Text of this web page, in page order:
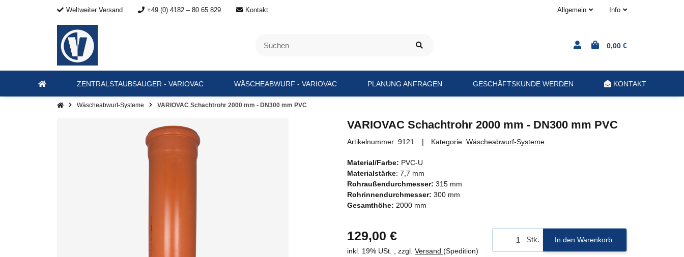
Weltweiter Versand +49 (0) 4182 – 80 65 829 Kontakt Allgemein Info
0,00 €
ZENTRALSTAUBSAUGER - VARIOVAC WÄSCHEABWURF - VARIOVAC PLANUNG ANFRAGEN GESCHÄFTSKUNDE WERDEN KONTAKT
Wäscheabwurf-Systeme VARIOVAC Schachtrohr 2000 mm - DN300 mm PVC
VARIOVAC Schachtrohr 2000 mm - DN300 mm PVC
Artikelnummer: 9121 Kategorie: Wäscheabwurf-Systeme
Material/Farbe: PVC-U
Materialstärke: 7,7 mm
Rohraußendurchmesser: 315 mm
Rohrinnendurchmesser: 300 mm
Gesamthöhe: 2000 mm
129,00 €
inkl. 19% USt. , zzgl. Versand (Spedition)
Stk. In den Warenkorb